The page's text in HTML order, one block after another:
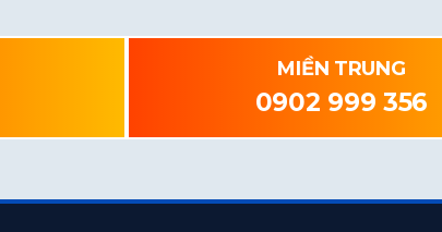
MIỀN TRUNG
0902 999 356